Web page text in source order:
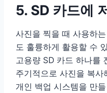
5. SD 카드에
사진을 찍을 때 사용하
도 훌륭하게 활용할 수
고용량 SD 카드 하나를
주기적으로 사진을 복
개인 백업 시스템을 만